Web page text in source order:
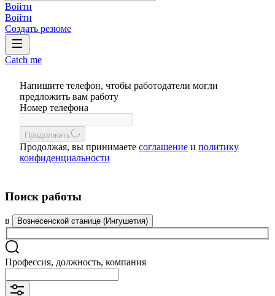
Войти
Войти
Создать резюме
Catch me
Напишите телефон, чтобы работодатели могли
предложить вам работу
Номер телефона
Продолжить
Продолжая, вы принимаете соглашение и политику
конфиденциальности
Поиск работы
в Вознесенской станице (Ингушетия)
Профессия, должность, компания